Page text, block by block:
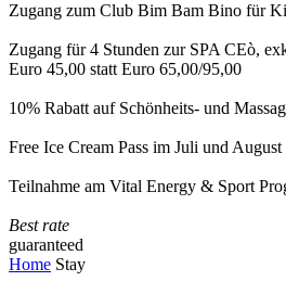
Zugang zum Club Bim Bam Bino für
Zugang für 4 Stunden zur SPA CEò,
Euro 45,00 statt Euro 65,00/95,00
10% Rabatt auf Schönheits- und
Free Ice Cream Pass im Juli und
Teilnahme am Vital Energy & Sport
Best rate
guaranteed
Home Stay